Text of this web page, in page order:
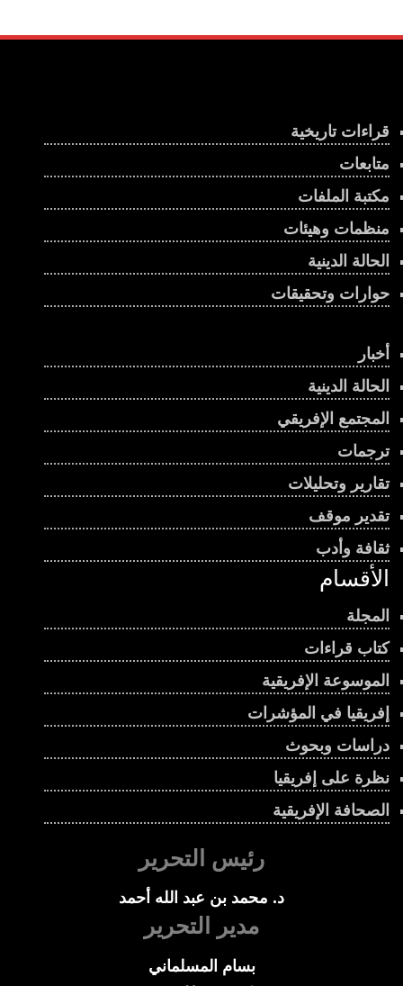
قراءات تاريخية
متابعات
مكتبة الملفات
منظمات وهيئات
الحالة الدينية
حوارات وتحقيقات
أخبار
الحالة الدينية
المجتمع الإفريقي
ترجمات
تقارير وتحليلات
تقدير موقف
ثقافة وأدب
الأقسام
المجلة
كتاب قراءات
الموسوعة الإفريقية
إفريقيا في المؤشرات
دراسات وبحوث
نظرة على إفريقيا
الصحافة الإفريقية
رئيس التحرير
د. محمد بن عبد الله أحمد
مدير التحرير
بسام المسلماني